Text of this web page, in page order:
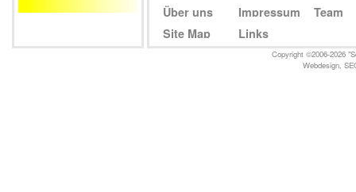
Über uns Impressum
Team
Site Map
Links
Copyright ©2006-2026
Webdesign,